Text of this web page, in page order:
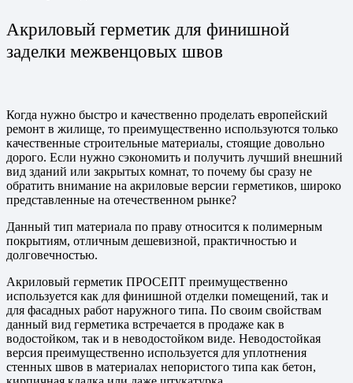
Акриловый герметик для финишной
заделки межвенцовых швов
Когда нужно быстро и качественно проделать европейский
ремонт в жилище, то преимущественно используются только
качественные строительные материалы, стоящие довольно
дорого. Если нужно сэкономить и получить лучший внешний
вид зданий или закрытых комнат, то почему бы сразу не
обратить внимание на акриловые версии герметиков, широко
представленные на отечественном рынке?
Данный тип материала по праву относится к полимерным
покрытиям, отличным дешевизной, практичностью и
долговечностью.
Акриловый герметик ПРОСЕПТ преимущественно
используется как для финишной отделки помещений, так и
для фасадных работ наружного типа. По своим свойствам
данный вид герметика встречается в продаже как в
водостойком, так и в неводостойком виде. Неводостойкая
версия преимущественно используется для уплотнения
стенных швов в материалах непористого типа как бетон,